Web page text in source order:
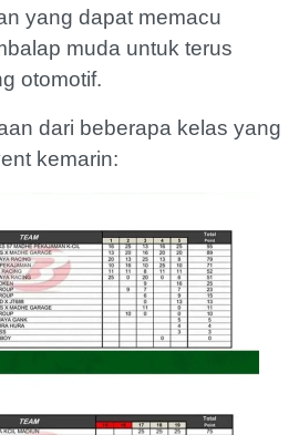
yang dapat memacu
muda untuk terus
otomotif.
dari beberapa kelas yang
kemarin: